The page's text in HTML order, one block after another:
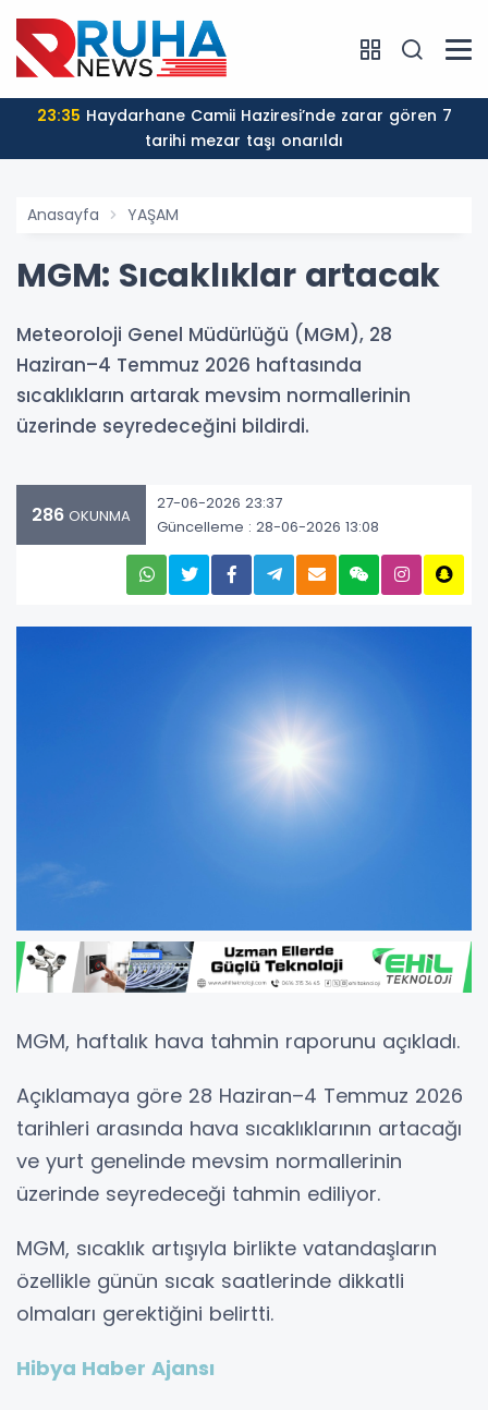
23:35
tarihi mezar taşı onarıldı
Anasayfa YAŞAM
MGM: Sıcaklıklar artacak
Meteoroloji Genel Müdürlüğü (MGM), 28
Haziran–4 Temmuz 2026 haftasında
sıcaklıkların artarak mevsim normallerinin
üzerinde seyredeceğini bildirdi.
286 OKUNMA
27-06-2026 23:37
Güncelleme : 28-06-2026 13:08
MGM, haftalık hava tahmin raporunu açıkladı.
Açıklamaya göre 28 Haziran–4 Temmuz 2026
tarihleri arasında hava sıcaklıklarının artacağı
ve yurt genelinde mevsim normallerinin
üzerinde seyredeceği tahmin ediliyor.
MGM, sıcaklık artışıyla birlikte vatandaşların
özellikle günün sıcak saatlerinde dikkatli
olmaları gerektiğini belirtti.
Hibya Haber Ajansı